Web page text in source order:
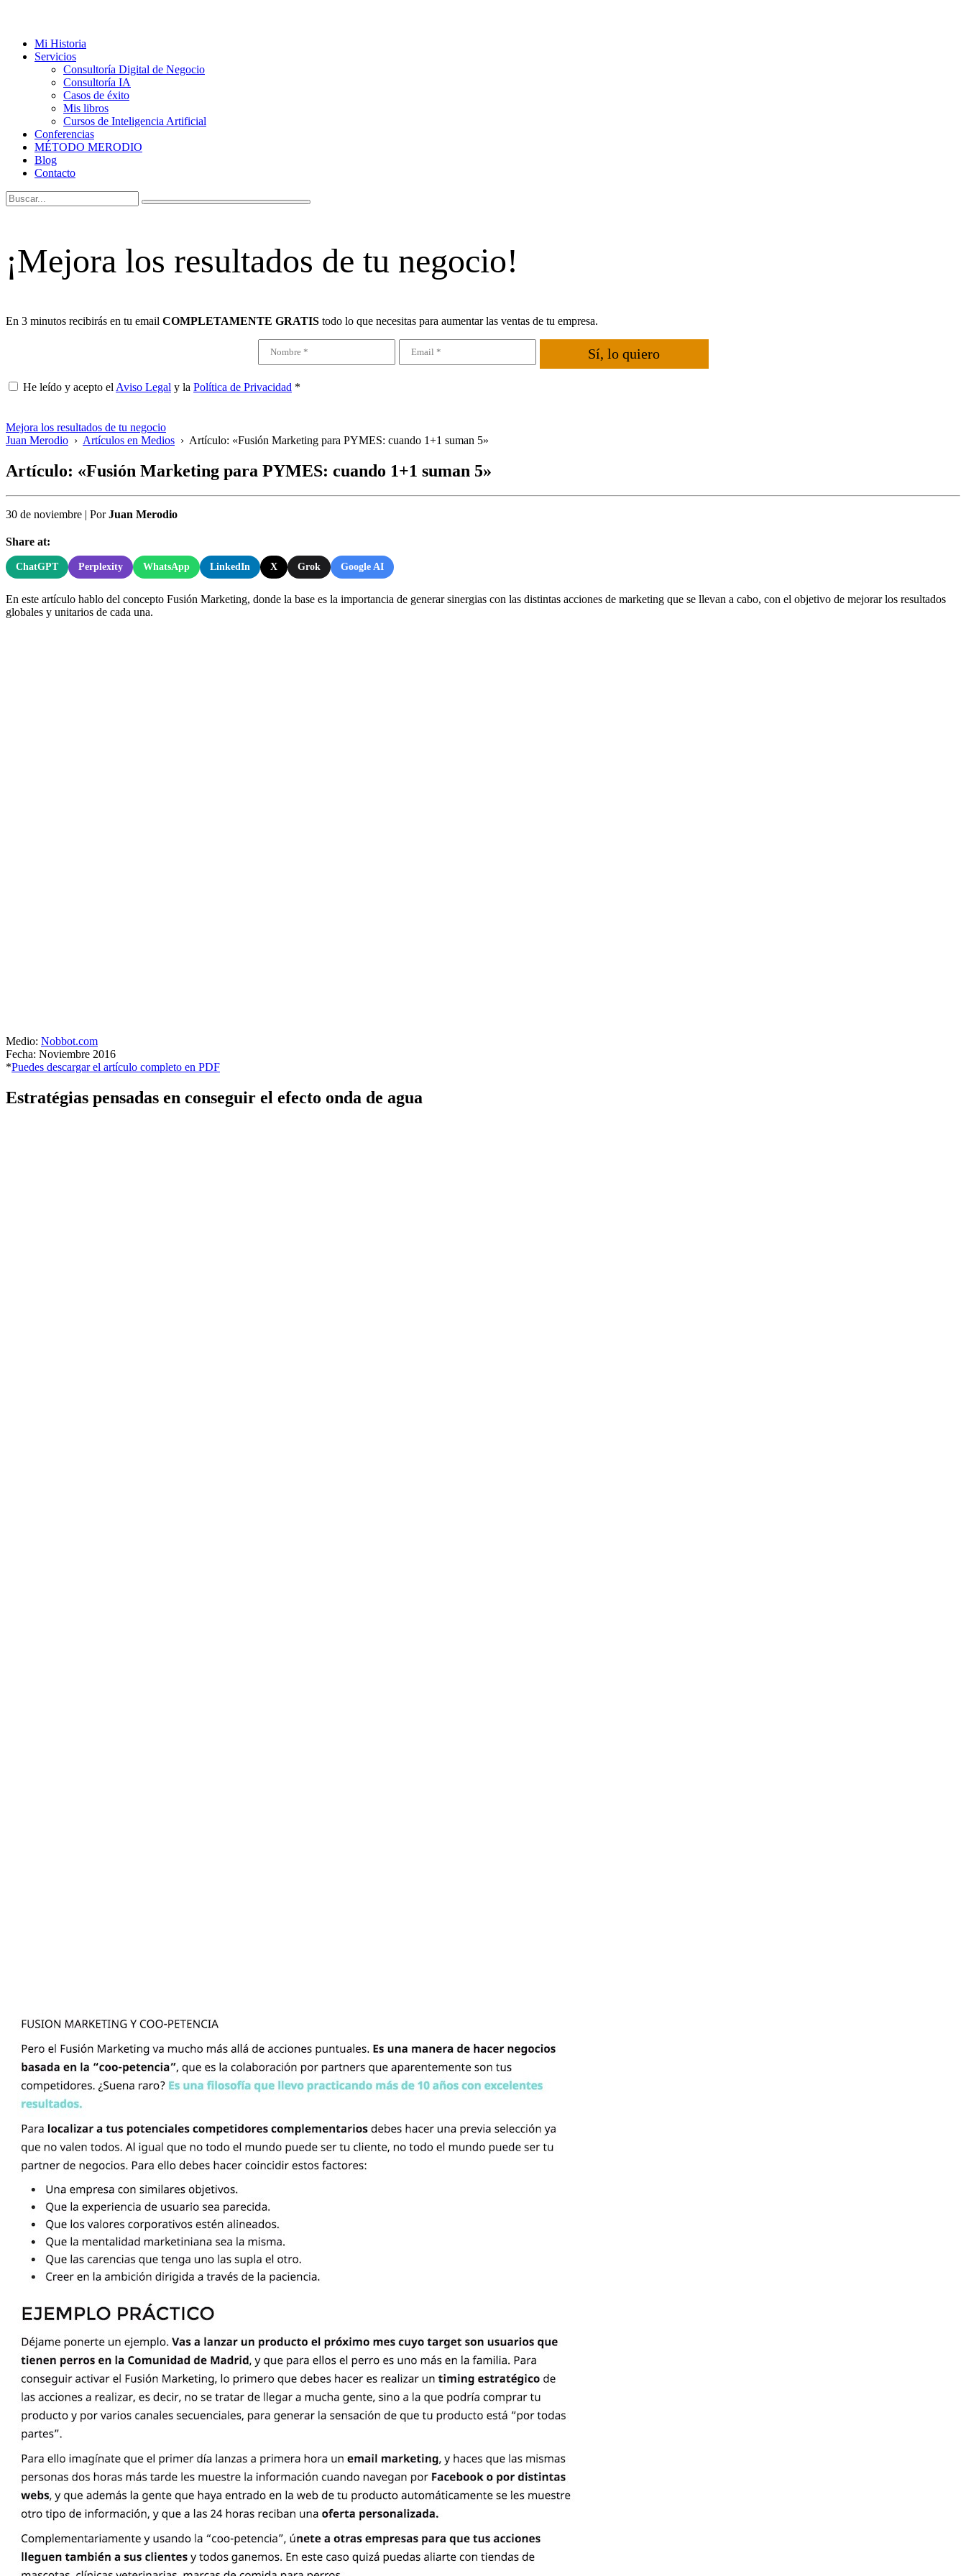
Mi Historia
Servicios
Consultoría Digital de Negocio
Consultoría IA
Casos de éxito
Mis libros
Cursos de Inteligencia Artificial
Conferencias
MÉTODO MERODIO
Blog
Contacto
¡Mejora los resultados de tu negocio!
En 3 minutos recibirás en tu email COMPLETAMENTE GRATIS todo lo que necesitas para aumentar las ventas de tu empresa.
Sí, lo quiero
He leído y acepto el Aviso Legal y la Política de Privacidad *
Mejora los resultados de tu negocio
Juan Merodio › Artículos en Medios › Artículo: «Fusión Marketing para PYMES: cuando 1+1 suman 5»
Artículo: «Fusión Marketing para PYMES: cuando 1+1 suman 5»
30 de noviembre | PorJuan Merodio
Share at:
ChatGPT Perplexity WhatsApp LinkedIn X Grok Google AI
En este artículo hablo del concepto Fusión Marketing, donde la base es la importancia de generar sinergias con las distintas acciones de marketing que se llevan a cabo, con el objetivo de mejorar los resultados
globales y unitarios de cada una.
Medio: Nobbot.com
Fecha: Noviembre 2016
*Puedes descargar el artículo completo en PDF
Estratégias pensadas en conseguir el efecto onda de agua